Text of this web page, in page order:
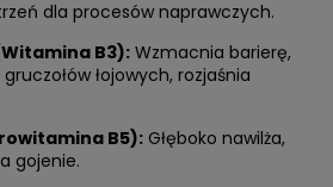
dla procesów naprawczych.
B3): Wzmacnia barierę,
łojowych, rozjaśnia
B5): Głęboko nawilża,
gojenie.